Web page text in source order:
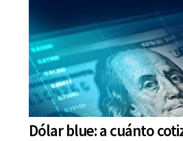
Dólar blue: a cuánto